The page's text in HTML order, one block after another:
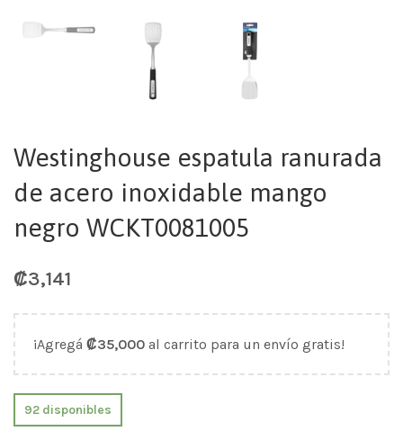
Westinghouse espatula ranurada
de acero inoxidable mango
negro WCKT0081005
₡3,141
¡Agregá ₡35,000 al carrito para un envío gratis!
92 disponibles